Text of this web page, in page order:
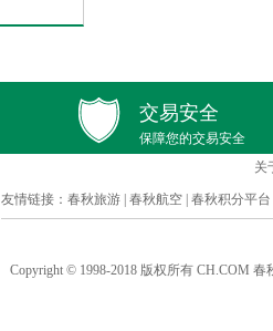
交易安全
保障您的交易安全
关
友情链接： 春秋旅游 春秋航空 春秋积分平台
Copyright © 1998-2018 版权所有 CH.COM